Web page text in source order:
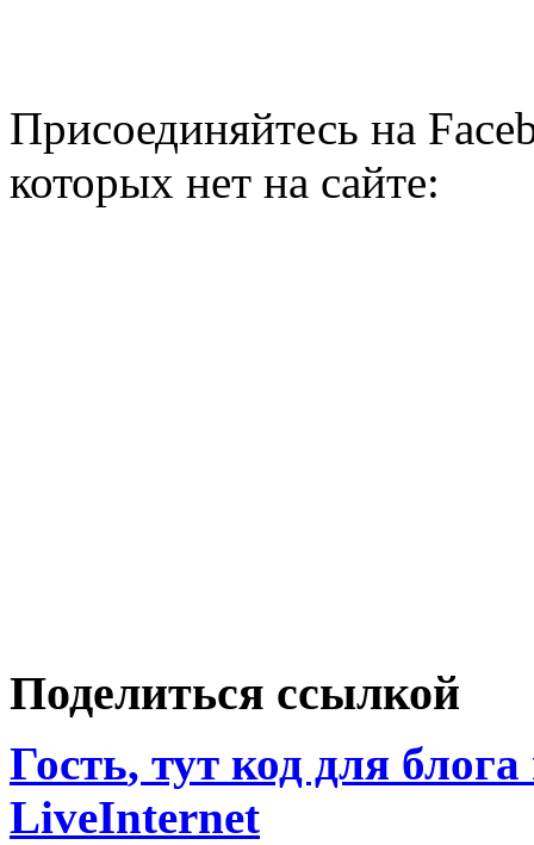
Присоединяйтесь на
которых нет на сайте:
Поделиться ссылкой
Гость, тут код для
LiveInternet